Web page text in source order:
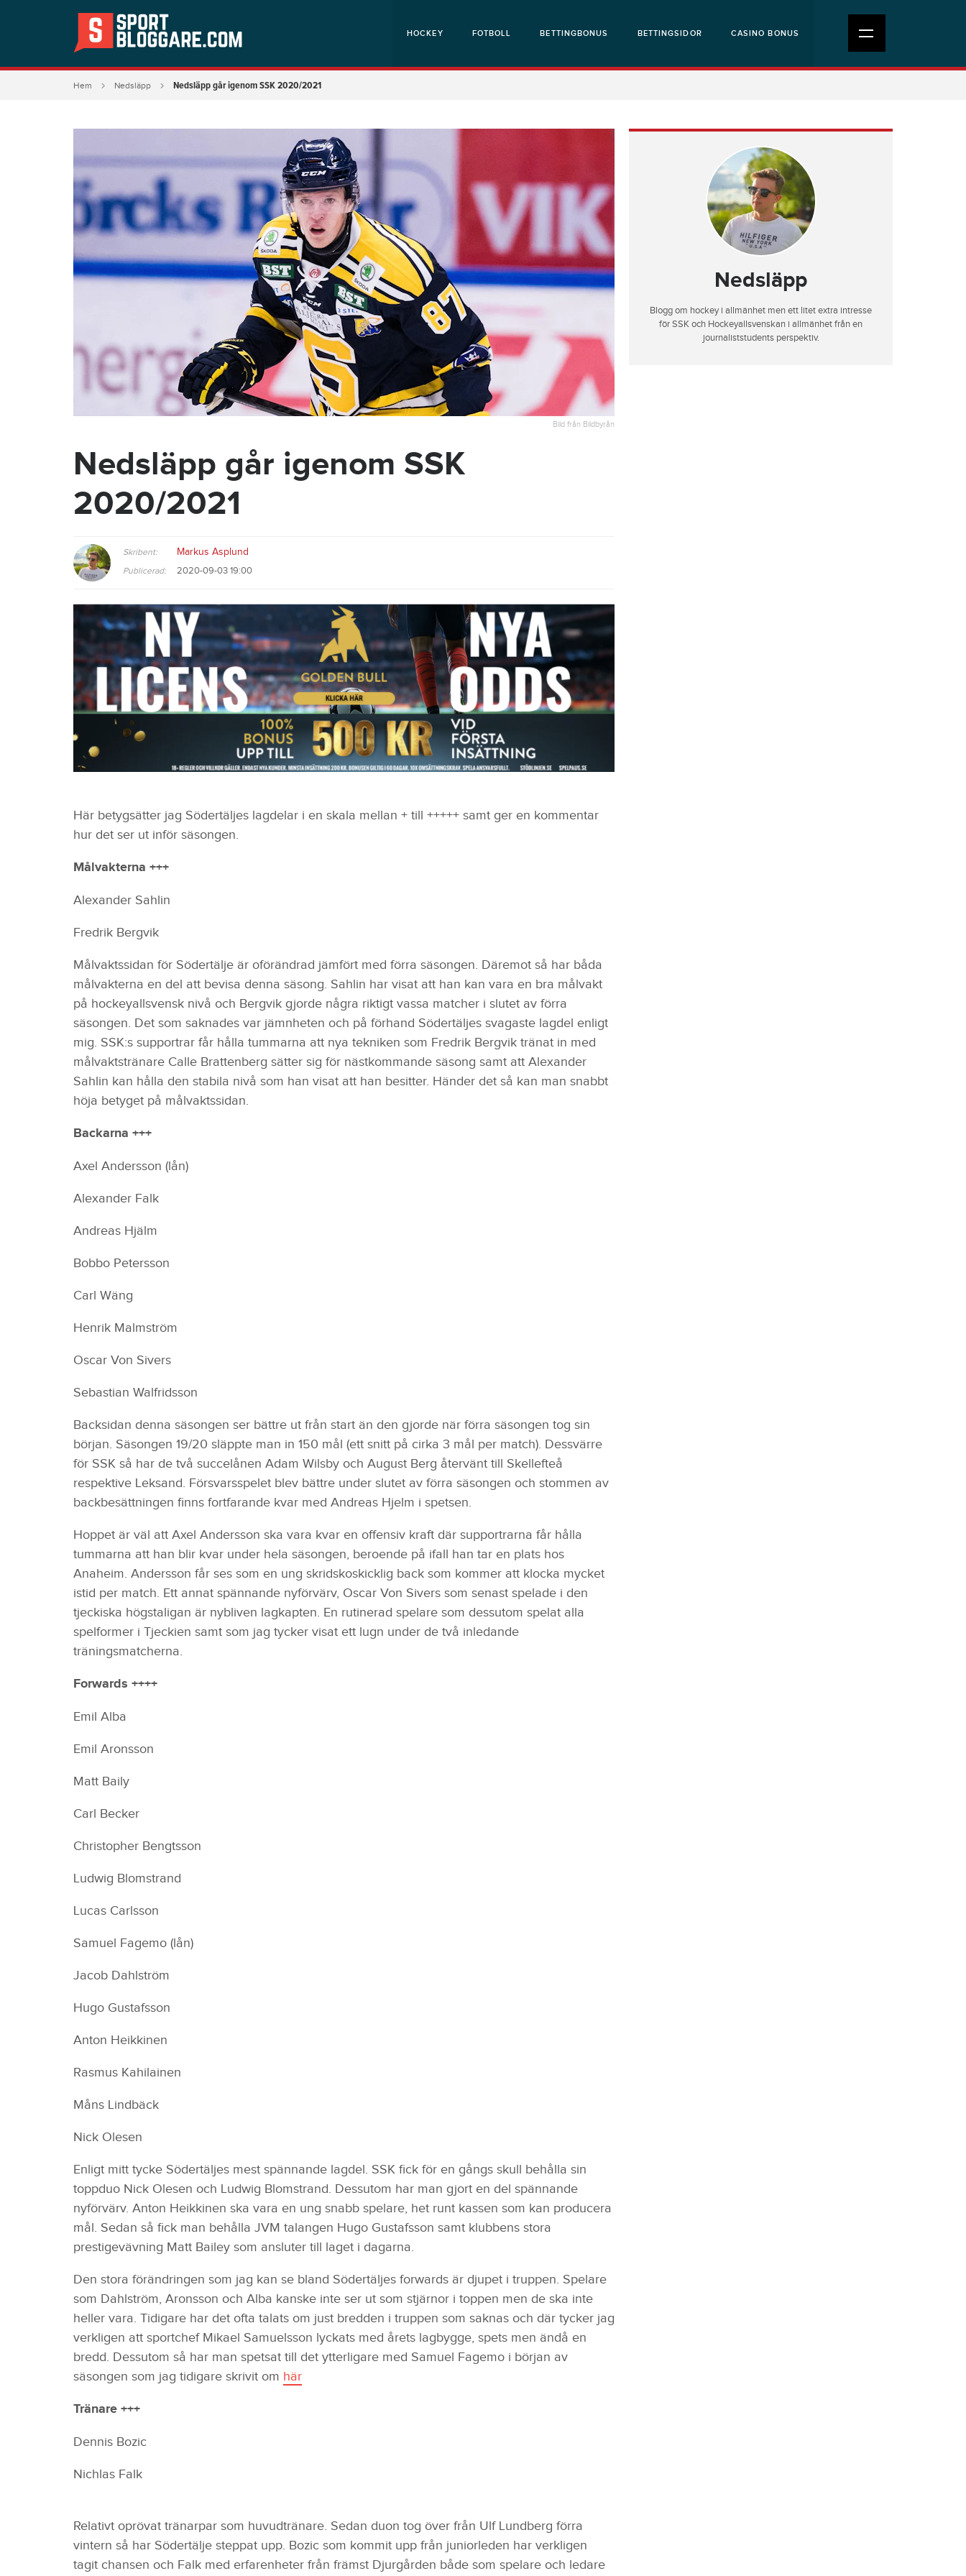
HOCKEY FOTBOLL BETTINGBONUS BETTINGSIDOR CASINO BONUS
Hem Nedsläpp Nedsläpp går igenom SSK 2020/2021
Bild från Bildbyrån
Nedsläpp går igenom SSK
2020/2021
Skribent: Markus Asplund
Publicerad: 2020-09-03 19:00
Här betygsätter jag Södertäljes lagdelar i en skala mellan + till +++++ samt ger en kommentar
hur det ser ut inför säsongen.
Målvakterna +++
Alexander Sahlin
Fredrik Bergvik
Målvaktssidan för Södertälje är oförändrad jämfört med förra säsongen. Däremot så har båda
målvakterna en del att bevisa denna säsong. Sahlin har visat att han kan vara en bra målvakt
på hockeyallsvensk nivå och Bergvik gjorde några riktigt vassa matcher i slutet av förra
säsongen. Det som saknades var jämnheten och på förhand Södertäljes svagaste lagdel enligt
mig. SSK:s supportrar får hålla tummarna att nya tekniken som Fredrik Bergvik tränat in med
målvaktstränare Calle Brattenberg sätter sig för nästkommande säsong samt att Alexander
Sahlin kan hålla den stabila nivå som han visat att han besitter. Händer det så kan man snabbt
höja betyget på målvaktssidan.
Backarna +++
Axel Andersson (lån)
Alexander Falk
Andreas Hjälm
Bobbo Petersson
Carl Wäng
Henrik Malmström
Oscar Von Sivers
Sebastian Walfridsson
Backsidan denna säsongen ser bättre ut från start än den gjorde när förra säsongen tog sin
början. Säsongen 19/20 släppte man in 150 mål (ett snitt på cirka 3 mål per match). Dessvärre
för SSK så har de två succelånen Adam Wilsby och August Berg återvänt till Skellefteå
respektive Leksand. Försvarsspelet blev bättre under slutet av förra säsongen och stommen av
backbesättningen finns fortfarande kvar med Andreas Hjelm i spetsen.
Hoppet är väl att Axel Andersson ska vara kvar en offensiv kraft där supportrarna får hålla
tummarna att han blir kvar under hela säsongen, beroende på ifall han tar en plats hos
Anaheim. Andersson får ses som en ung skridskoskicklig back som kommer att klocka mycket
istid per match. Ett annat spännande nyförvärv, Oscar Von Sivers som senast spelade i den
tjeckiska högstaligan är nybliven lagkapten. En rutinerad spelare som dessutom spelat alla
spelformer i Tjeckien samt som jag tycker visat ett lugn under de två inledande
träningsmatcherna.
Forwards ++++
Emil Alba
Emil Aronsson
Matt Baily
Carl Becker
Christopher Bengtsson
Ludwig Blomstrand
Lucas Carlsson
Samuel Fagemo (lån)
Jacob Dahlström
Hugo Gustafsson
Anton Heikkinen
Rasmus Kahilainen
Måns Lindbäck
Nick Olesen
Enligt mitt tycke Södertäljes mest spännande lagdel. SSK fick för en gångs skull behålla sin
toppduo Nick Olesen och Ludwig Blomstrand. Dessutom har man gjort en del spännande
nyförvärv. Anton Heikkinen ska vara en ung snabb spelare, het runt kassen som kan producera
mål. Sedan så fick man behålla JVM talangen Hugo Gustafsson samt klubbens stora
prestigevävning Matt Bailey som ansluter till laget i dagarna.
Den stora förändringen som jag kan se bland Södertäljes forwards är djupet i truppen. Spelare
som Dahlström, Aronsson och Alba kanske inte ser ut som stjärnor i toppen men de ska inte
heller vara. Tidigare har det ofta talats om just bredden i truppen som saknas och där tycker jag
verkligen att sportchef Mikael Samuelsson lyckats med årets lagbygge, spets men ändå en
bredd. Dessutom så har man spetsat till det ytterligare med Samuel Fagemo i början av
säsongen som jag tidigare skrivit om här
Tränare +++
Dennis Bozic
Nichlas Falk
Relativt oprövat tränarpar som huvudtränare. Sedan duon tog över från Ulf Lundberg förra
vintern så har Södertälje steppat upp. Bozic som kommit upp från juniorleden har verkligen
tagit chansen och Falk med erfarenheter från främst Djurgården både som spelare och ledare
Nedsläpp
Blogg om hockey i allmänhet men ett litet extra intresse
för SSK och Hockeyallsvenskan i allmänhet från en
journaliststudents perspektiv.